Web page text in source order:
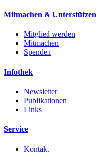
Mitmachen & Unterstützen
Mitglied werden
Mitmachen
Spenden
Infothek
Newsletter
Publikationen
Links
Service
Kontakt